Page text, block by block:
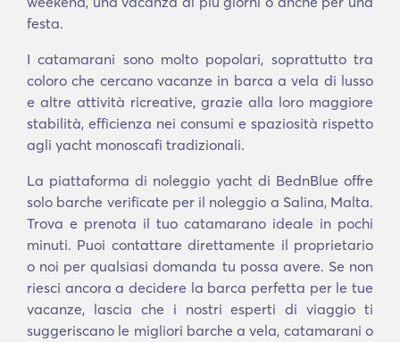
festa.
I catamarani sono molto popolari, soprattutto tra
coloro che cercano vacanze in barca a vela di lusso
e altre attività ricreative, grazie alla loro maggiore
stabilità, efficienza nei consumi e spaziosità rispetto
agli yacht monoscafi tradizionali.
La piattaforma di noleggio yacht di BednBlue offre
solo barche verificate per il noleggio a Salina, Malta.
Trova e prenota il tuo catamarano ideale in pochi
minuti. Puoi contattare direttamente il proprietario
o noi per qualsiasi domanda tu possa avere. Se non
riesci ancora a decidere la barca perfetta per le tue
vacanze, lascia che i nostri esperti di viaggio ti
suggeriscano le migliori barche a vela, catamarani o